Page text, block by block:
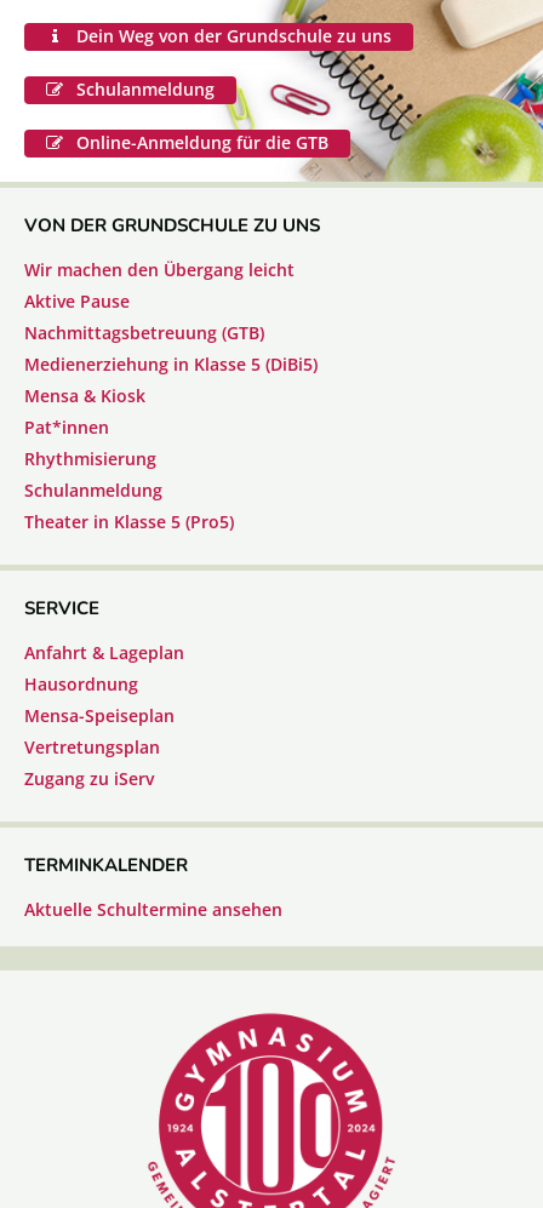
Dein Weg von der Grundschule zu uns
Schulanmeldung
Online-Anmeldung für die GTB
VON DER GRUNDSCHULE ZU UNS
Wir machen den Übergang leicht
Aktive Pause
Nachmittagsbetreuung (GTB)
Medienerziehung in Klasse 5 (DiBi5)
Mensa & Kiosk
Pat*innen
Rhythmisierung
Schulanmeldung
Theater in Klasse 5 (Pro5)
SERVICE
Anfahrt & Lageplan
Hausordnung
Mensa-Speiseplan
Vertretungsplan
Zugang zu iServ
TERMINKALENDER
Aktuelle Schultermine ansehen